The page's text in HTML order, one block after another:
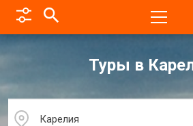
Туры в
Карелия